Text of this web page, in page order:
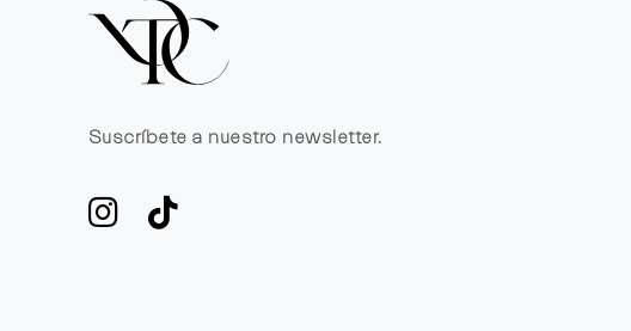
Suscríbete a nuestro newsletter.